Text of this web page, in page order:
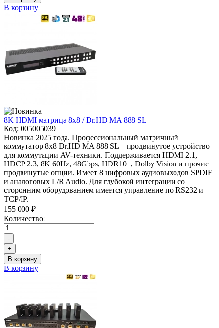
В корзину
8K HDMI матрица 8x8 / Dr.HD MA 888 SL
Код: 005005039
Новинка 2025 года. Профессиональный матричный
коммутатор 8x8 Dr.HD MA 888 SL – продвинутое устройство
для коммутации AV-техники. Поддерживается HDMI 2.1,
HDCP 2.3, 8K 60Hz, 48Gbps, HDR10+, Dolby Vision и прочие
продвинутые опции. Имеет 8 цифровых аудиовыходов SPDIF
и аналоговых L/R Audio. Для глубокой интеграции со
сторонним оборудованием имеется управление по RS232 и
TCP/IP.
155 000 ₽
Количество:
-
+
В корзину
В корзину